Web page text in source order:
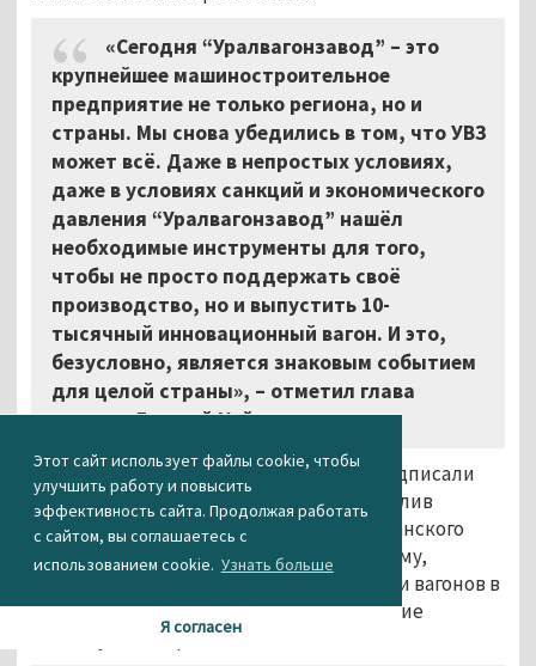
Этот сайт использует файлы cookie, чтобы
улучшить работу и повысить
эффективность сайта. Продолжая работать
с сайтом, вы соглашаетесь с
использованием cookie. Узнать больше
Я согласен
«Сегодня “Уралвагонзавод” – это
крупнейшее машиностроительное
предприятие не только региона, но и
страны. Мы снова убедились в том, что УВЗ
может всё. Даже в непростых условиях,
даже в условиях санкций и экономического
давления “Уралвагонзавод” нашёл
необходимые инструменты для того,
чтобы не просто поддержать своё
производство, но и выпустить 10-
тысячный инновационный вагон. И это,
безусловно, является знаковым событием
для целой страны», – отметил глава
региона Евгений Куйвашев.
Олег Сиенко и Алексей Тайчер также подписали
меморандум о сотрудничестве, определив
долгосрочный прогноз развития гражданского
производства УВЗ. Согласно меморандуму,
«Уралвагонзавод» поставит ФГК 4 тысячи вагонов в
2016 году и ещё 20 тысяч вагонов в течение
последующих трёх лет.